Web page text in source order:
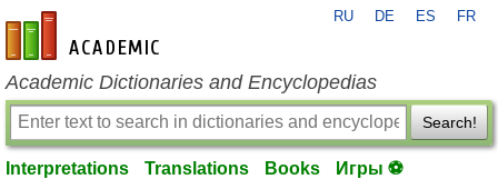
en-academic.com
RU DE ES FR
Academic Dictionaries and Encyclopedias
Search!
Interpretations Translations Books Игры ⚽